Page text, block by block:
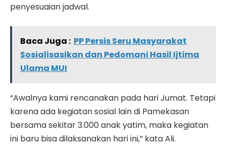
penyesuaian jadwal.
Baca Juga : PP Persis Seru Masyarakat
Sosialisasikan dan Pedomani Hasil Ijtima
Ulama MUI
“Awalnya kami rencanakan pada hari Jumat. Tetapi
karena ada kegiatan sosial lain di Pamekasan
bersama sekitar 3.000 anak yatim, maka kegiatan
ini baru bisa dilaksanakan hari ini,” kata Ali.